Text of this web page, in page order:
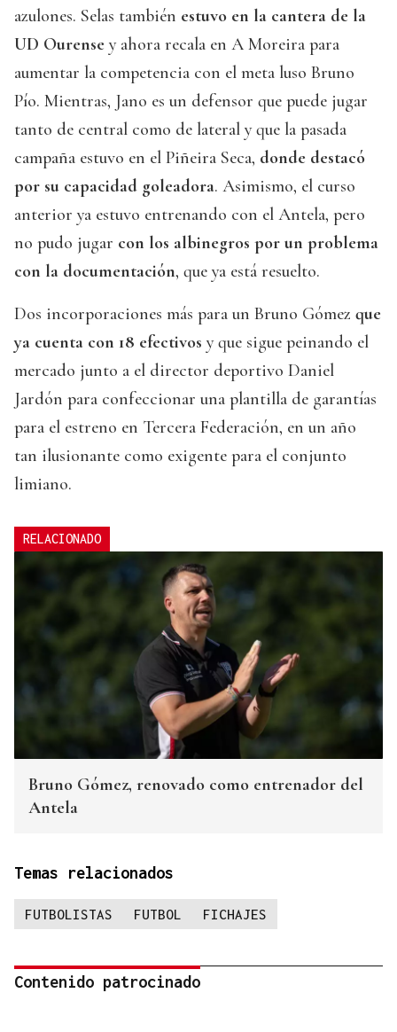
azulones. Selas también estuvo en la cantera de la
UD Ourense y ahora recala en A Moreira para
aumentar la competencia con el meta luso Bruno
Pío. Mientras, Jano es un defensor que puede jugar
tanto de central como de lateral y que la pasada
campaña estuvo en el Piñeira Seca, donde destacó
por su capacidad goleadora. Asimismo, el curso
anterior ya estuvo entrenando con el Antela, pero
no pudo jugar con los albinegros por un problema
con la documentación, que ya está resuelto.
Dos incorporaciones más para un Bruno Gómez que
ya cuenta con 18 efectivos y que sigue peinando el
mercado junto a el director deportivo Daniel
Jardón para confeccionar una plantilla de garantías
para el estreno en Tercera Federación, en un año
tan ilusionante como exigente para el conjunto
limiano.
RELACIONADO
Bruno Gómez, renovado como entrenador del
Antela
Temas relacionados
FUTBOLISTAS FUTBOL FICHAJES
Contenido patrocinado